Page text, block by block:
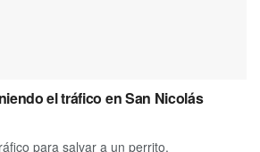
el tráfico en San Nicolás
para salvar a un perrito.